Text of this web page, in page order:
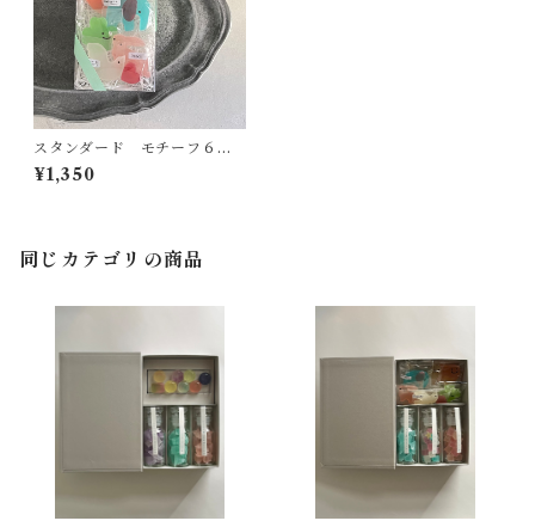
スタンダード モチーフ６種
ギフトbox
¥1,350
同じカテゴリの商品